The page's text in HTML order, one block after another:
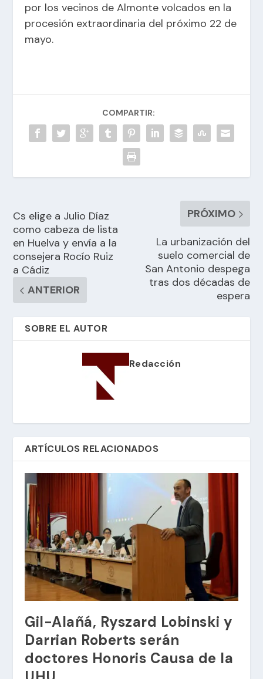
por los vecinos de Almonte volcados en la
procesión extraordinaria del próximo 22 de
mayo.
COMPARTIR:
Cs elige a Julio Díaz
como cabeza de lista
en Huelva y envía a la
consejera Rocío Ruiz
a Cádiz
ANTERIOR
PRÓXIMO
La urbanización del
suelo comercial de
San Antonio despega
tras dos décadas de
espera
SOBRE EL AUTOR
Redacción
ARTÍCULOS RELACIONADOS
Gil-Alañá, Ryszard Lobinski y
Darrian Roberts serán
doctores Honoris Causa de la